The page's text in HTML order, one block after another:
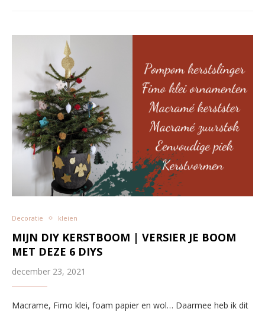
Decoratie kleien
MIJN DIY KERSTBOOM | VERSIER JE BOOM
MET DEZE 6 DIYS
december 23, 2021
Macrame, Fimo klei, foam papier en wol… Daarmee heb ik dit